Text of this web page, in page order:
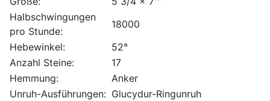
Halbschwingungen
pro Stunde:
18000
Hebewinkel:
52°
Anzahl Steine:
17
Hemmung:
Anker
Unruh-Ausführungen: Glucydur-Ringunruh